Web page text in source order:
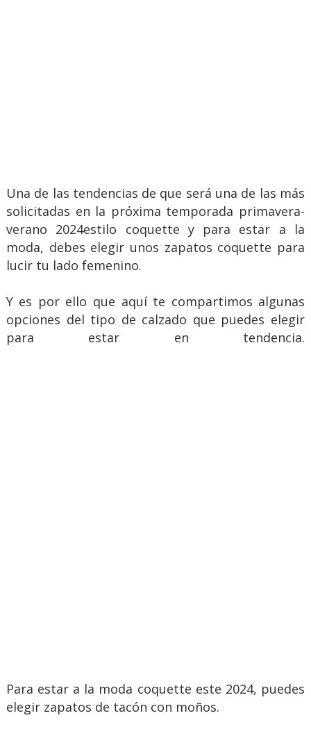
Una de las tendencias de que será una de las más
solicitadas en la próxima temporada primavera-
verano 2024estilo coquette y para estar a la
moda, debes elegir unos zapatos coquette para
lucir tu lado femenino.
Y es por ello que aquí te compartimos algunas
opciones del tipo de calzado que puedes elegir
para estar en tendencia.
Para estar a la moda coquette este 2024, puedes
elegir zapatos de tacón con moños.